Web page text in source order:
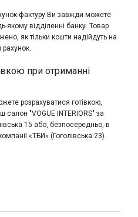
фактуру Ви завжди можете
якому відділенні банку. Товар
як тільки кошти надійдуть на
при отриманні
розрахуватися готівкою,
салон "VOGUE INTERIORS" за
15 або, безпосередньо, в
«ТБИ» (Гоголівська 23).